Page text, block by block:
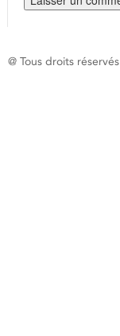
@ Tous droits réservés